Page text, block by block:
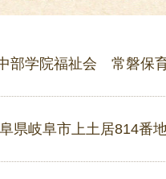
部学院福祉会 常磐保
県岐阜市上土居814番